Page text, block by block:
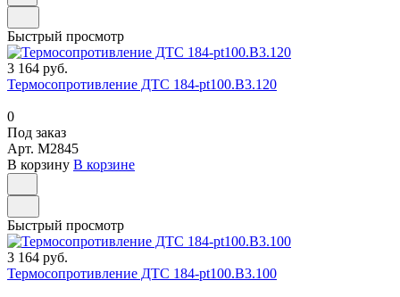
Быстрый просмотр
3 164 руб.
Термосопротивление ДТС 184-pt100.В3.120
0
Под заказ
Арт. M2845
В корзину В корзине
Быстрый просмотр
3 164 руб.
Термосопротивление ДТС 184-pt100.В3.100